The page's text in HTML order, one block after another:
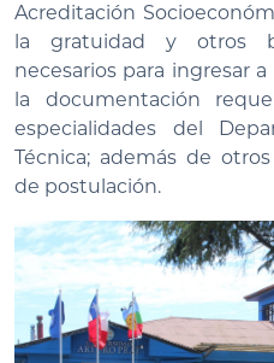
Acreditación
la gratuidad y otros
necesarios para ingresar
la documentación
especialidades del
Técnica; además de
de postulación.